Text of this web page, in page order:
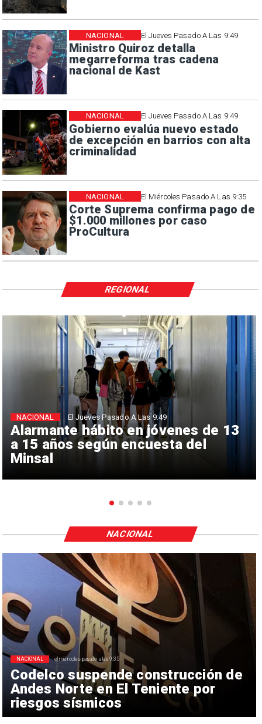
El Jueves Pasado A Las 9:49
Ministro Quiroz detalla
megarreforma tras cadena
nacional de Kast
NACIONAL
El Jueves Pasado A Las 9:49
Gobierno evalúa nuevo estado
de excepción en barrios con alta
criminalidad
NACIONAL
El Miércoles Pasado A Las 9:35
Corte Suprema confirma pago de
$1.000 millones por caso
ProCultura
NACIONAL
Alarmante hábito en jóvenes de 13
a 15 años según encuesta del
Minsal
NACIONAL El Jueves Pasado A Las 9:49
REGIONAL
Codelco suspende construcción de
Andes Norte en El Teniente por
riesgos sísmicos
NACIONAL el miércoles pasado a las 9:35
NACIONAL